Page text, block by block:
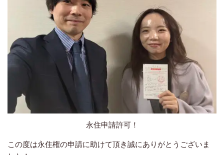
永住申請許可！
この度は永住権の申請に助けて頂き誠にありがとうございま